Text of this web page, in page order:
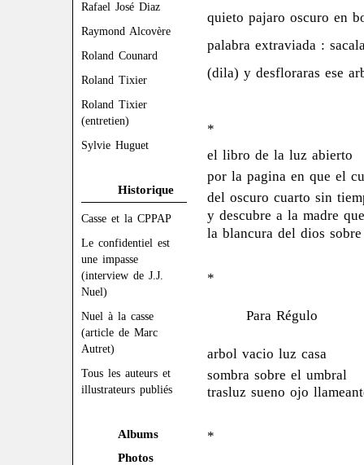
Rafael José Diaz
Raymond Alcovère
Roland Counard
Roland Tixier
Roland Tixier
(entretien)
Sylvie Huguet
Historique
Casse et la CPPAP
Le confidentiel est
une impasse
(interview de J.J.
Nuel)
Nuel à la casse
(article de Marc
Autret)
Tous les auteurs et
illustrateurs publiés
Albums
Photos
quieto pajaro oscuro en
palabra extraviada :
(dila) y desfloraras ese
*
el libro de la luz abierto
por la pagina en que el
del oscuro cuarto sin
y descubre a la madre
la blancura del dios sobre
*
Para Régulo
arbol vacio luz casa
sombra sobre el umbral
trasluz sueno ojo
*